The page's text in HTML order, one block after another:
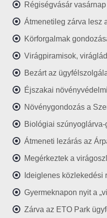
Régiségvásár vasárnap
Átmenetileg zárva lesz
Körforgalmak
Virágpiramisok,
Bezárt az
Éjszakai
Növénygondozás a
Biológiai szúnyoglárva-
Átmeneti lezárás az
Megérkeztek a
Ideiglenes közlekedési
Gyermeknapon nyit a
Zárva az ETO Park